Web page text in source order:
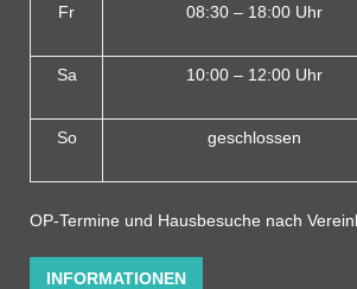
Fr 08:30 – 18:00 Uhr
Sa 10:00 – 12:00 Uhr
So geschlossen
OP-Termine und Hausbesuche nach
INFORMATIONEN